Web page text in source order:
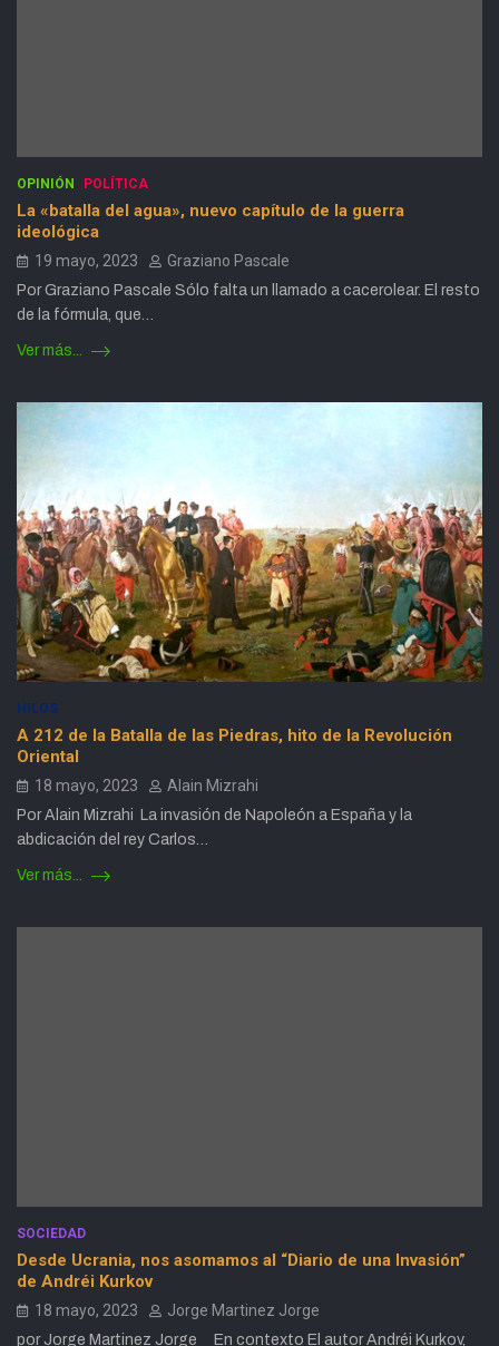
OPINIÓN POLÍTICA
La «batalla del agua», nuevo capítulo de la guerra
ideológica
19 mayo, 2023 Graziano Pascale
Por Graziano Pascale Sólo falta un llamado a cacerolear. El resto
de la fórmula, que…
Ver más...
HILOS
A 212 de la Batalla de las Piedras, hito de la Revolución
Oriental
18 mayo, 2023 Alain Mizrahi
Por Alain Mizrahi La invasión de Napoleón a España y la
abdicación del rey Carlos…
Ver más...
SOCIEDAD
Desde Ucrania, nos asomamos al “Diario de una Invasión”
de Andréi Kurkov
18 mayo, 2023 Jorge Martinez Jorge
por Jorge Martinez Jorge En contexto El autor Andréi Kurkov,